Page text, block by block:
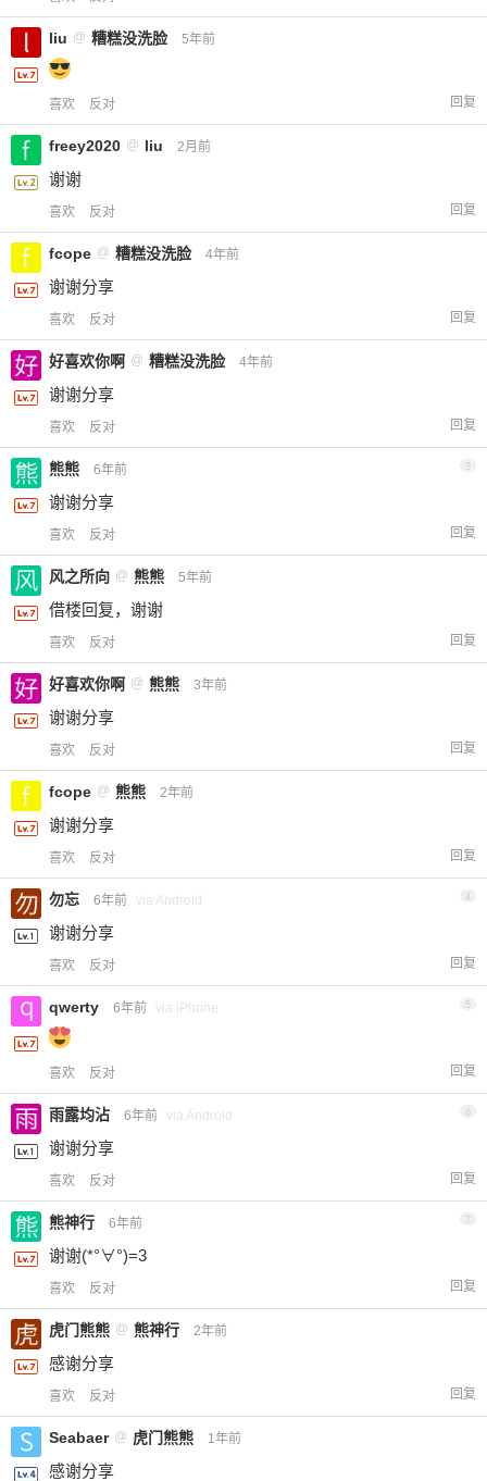
liu @ 糟糕没洗脸 5年前
喜欢 反对 回复
freey2020 @ liu 2月前
谢谢
喜欢 反对 回复
fcope @ 糟糕没洗脸 4年前
谢谢分享
喜欢 反对 回复
好喜欢你啊 @ 糟糕没洗脸 4年前
谢谢分享
喜欢 反对 回复
熊熊 6年前 3
谢谢分享
喜欢 反对 回复
风之所向 @ 熊熊 5年前
借楼回复，谢谢
喜欢 反对 回复
好喜欢你啊 @ 熊熊 3年前
谢谢分享
喜欢 反对 回复
fcope @ 熊熊 2年前
谢谢分享
喜欢 反对 回复
勿忘 6年前 via Android 4
谢谢分享
喜欢 反对 回复
qwerty 6年前 via iPhone 5
喜欢 反对 回复
雨露均沾 6年前 via Android
谢谢分享
喜欢 反对 回复
熊神行 6年前 7
谢谢(*°∀°)=3
喜欢 反对 回复
虎门熊熊 @ 熊神行 2年前
感谢分享
喜欢 反对 回复
Seabaer @ 虎门熊熊 1年前
感谢分享